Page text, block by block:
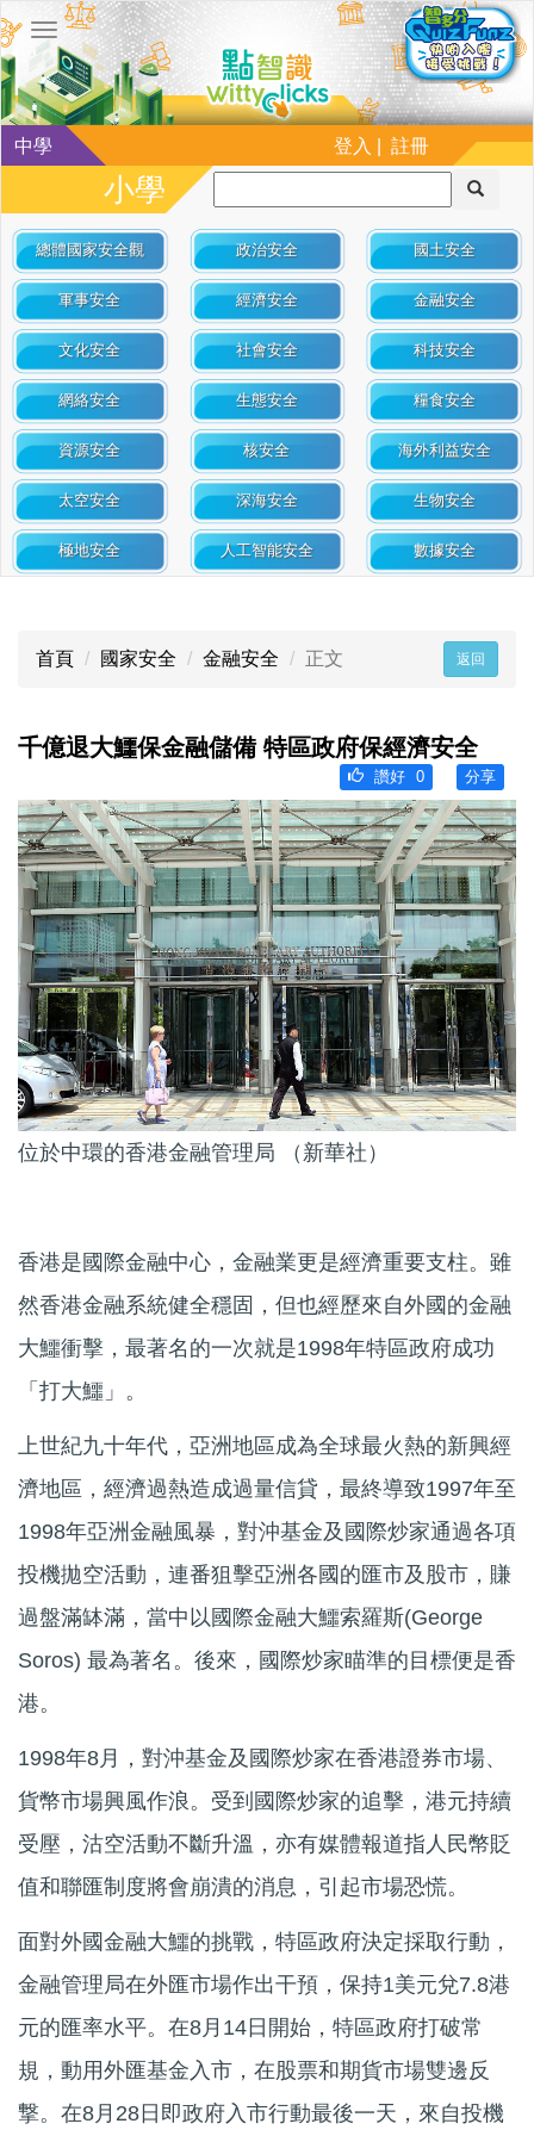
中學 登入 | 註冊
小學
總體國家安全觀 政治安全 國土安全
軍事安全 經濟安全 金融安全
文化安全 社會安全 科技安全
網絡安全 生態安全 糧食安全
資源安全 核安全 海外利益安全
太空安全 深海安全 生物安全
極地安全 人工智能安全 數據安全
首頁 國家安全 金融安全 正文 返回
千億退大鱷保金融儲備 特區政府保經濟安全
分享
讚好 0
位於中環的香港金融管理局 （新華社）
香港是國際金融中心，金融業更是經濟重要支柱。雖
然香港金融系統健全穩固，但也經歷來自外國的金融
大鱷衝擊，最著名的一次就是1998年特區政府成功
「打大鱷」。
上世紀九十年代，亞洲地區成為全球最火熱的新興經
濟地區，經濟過熱造成過量信貸，最終導致1997年至
1998年亞洲金融風暴，對沖基金及國際炒家通過各項
投機拋空活動，連番狙擊亞洲各國的匯市及股市，賺
過盤滿缽滿，當中以國際金融大鱷索羅斯(George
Soros) 最為著名。後來，國際炒家瞄準的目標便是香
港。
1998年8月，對沖基金及國際炒家在香港證券市場、
貨幣市場興風作浪。受到國際炒家的追擊，港元持續
受壓，沽空活動不斷升溫，亦有媒體報道指人民幣貶
值和聯匯制度將會崩潰的消息，引起市場恐慌。
面對外國金融大鱷的挑戰，特區政府決定採取行動，
金融管理局在外匯市場作出干預，保持1美元兌7.8港
元的匯率水平。在8月14日開始，特區政府打破常
規，動用外匯基金入市，在股票和期貨市場雙邊反
撃。在8月28日即政府入市行動最後一天，來自投機